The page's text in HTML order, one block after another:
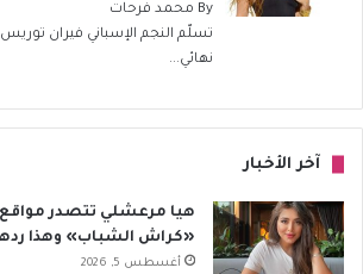
By محمد فرحات
تسلّم النجم الإسباني فيران
نهائي...
آخر الأخبار
هيا مرعشلي تتصدر
«كراش الشباب» وهذا
أغسطس 5, 2026